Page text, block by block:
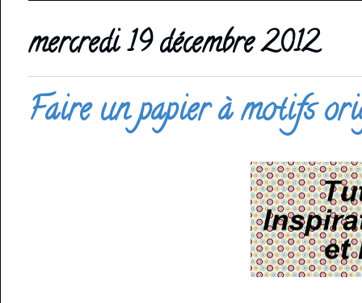
mercredi 19 décembre 2012
Faire un papier à motifs